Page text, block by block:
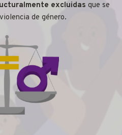
excluidas que se
de género.